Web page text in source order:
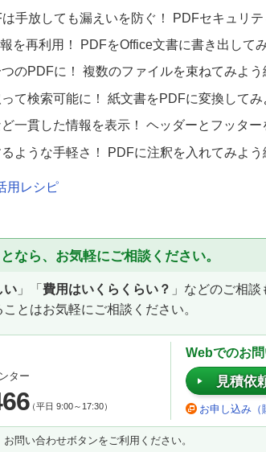
手放しても漏えいを防ぐ！ PDFセキュリ
を再利用！ PDFをOffice文書に書き出して
のPDFに！ 複数のファイルを束ねてみよう
て検索可能に！ 紙文書をPDFに変換してみ
一貫した情報を表示！ ヘッダーとフッタ
ような手軽さ！ PDFに注釈を入れてみよう
用レシピ
なら、お気軽にご相談ください。
い 」「 費用はいくらくらい？ 」などのご相談
とはお気軽にご相談ください。
ター
（平日 9:00～17:30）
Webでのお
見積依
お申し込み（
問い合わせボタンをご利用ください。